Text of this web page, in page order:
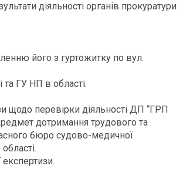
діяльності органів прокуратури
його з гуртожитку по вул.
ГУ НП в області.
щодо перевірки діяльності ДП “ГРП
дотримання трудового та
бюро судово-медичної